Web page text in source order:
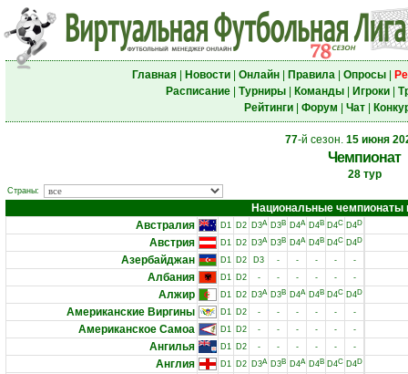
Главная| Новости| Онлайн| Правила| Опросы|
Расписание| Турниры| Команды| Игроки|
Рейтинги| Форум Чат|
77-й сезон. 15 июня
Чемпионат
28 тур
Страны:
Национальные чемпионаты
Австралия
D1 D2 D3A D3B D4A D4B D4C D4D
Австрия D1 D2 D3A D3B D4A D4B D4C D4D
Азербайджан D1 D2 D3 - - - - -
Албания D1 D2 - - - - - -
Алжир D1 D2 D3A D3B D4A D4B D4C D4D
Американские Виргины D1 D2 - - - - - -
Американское Самоа D1 D2 - - - - - -
Ангилья D1 D2 - - - - - -
Англия D1 D2 D3A D3B D4A D4B D4C D4D